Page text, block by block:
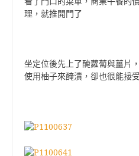
理，就推開門了
坐定位後先上了醃蘿蔔與薑片
使用柚子來醃漬，卻也很能接受